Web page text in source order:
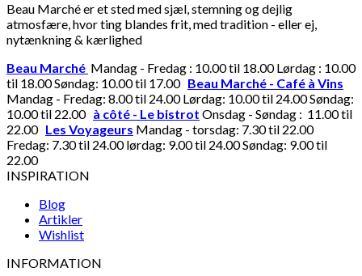
Beau Marché er et sted med sjæl, stemning og dejlig
atmosfære, hvor ting blandes frit, med tradition - eller ej,
nytænkning & kærlighed
Beau Marché Mandag - Fredag : 10.00 til 18.00 Lørdag : 10.00
til 18.00 Søndag: 10.00 til 17.00 Beau Marché - Café à Vins
Mandag - Fredag: 8.00 til 24.00 Lørdag: 10.00 til 24.00 Søndag:
10.00 til 22.00 à côté - Le bistrot Onsdag - Søndag : 11.00 til
22.00 Les Voyageurs Mandag - torsdag: 7.30 til 22.00
Fredag: 7.30 til 24.00 lørdag: 9.00 til 24.00 Søndag: 9.00 til
22.00
INSPIRATION
Blog
Artikler
Wishlist
INFORMATION